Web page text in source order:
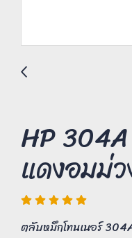
HP
แดงอมม่
ตลับหมึกโทนเนอร์